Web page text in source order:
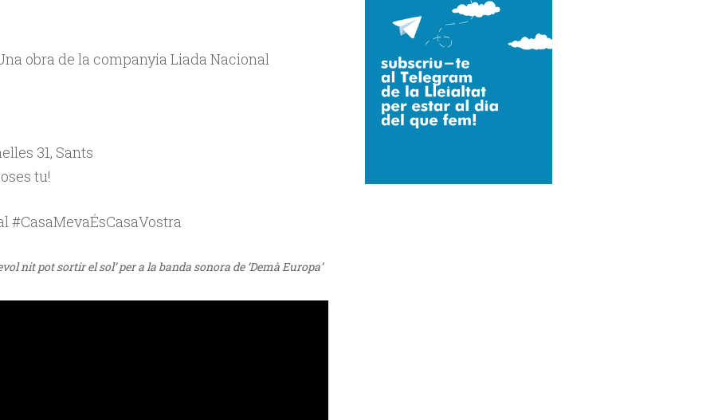
obra de la companyia Liada Nacional
31, Sants
tu!
#CasaMevaÉsCasaVostra
nit pot sortir el sol’ per a la banda sonora de ‘Demà Europa’